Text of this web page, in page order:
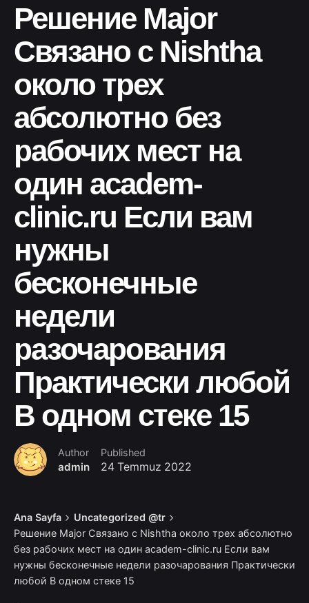
Решение Major
Связано с Nishtha
около трех
абсолютно без
рабочих мест на
один academ-
clinic.ru Если вам
нужны
бесконечные
недели
разочарования
Практически любой
В одном стеке 15
Author
admin
Published
24 Temmuz 2022
Ana Sayfa
Uncategorized @tr
Решение Major Связано с Nishtha около трех абсолютно
без рабочих мест на один academ-clinic.ru Если вам
нужны бесконечные недели разочарования Практически
любой В одном стеке 15